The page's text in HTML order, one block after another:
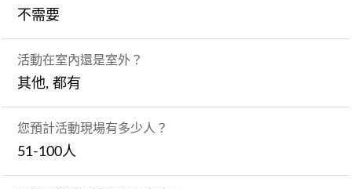
不需要
活動在室內還是室外？
其他, 都有
您預計活動現場有多少人？
51-100人